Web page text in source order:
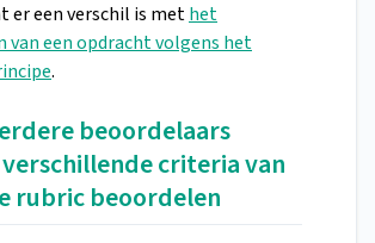
er een verschil is methet
van een opdracht volgens het
.
beoordelaars
criteria van
rubric beoordelen